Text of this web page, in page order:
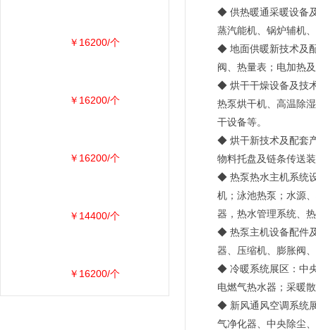
◆ 供热暖通采暖设备
蒸汽能机、锅炉辅机
◆ 地面供暖新技术及
阀、热量表；电加热
◆ 烘干干燥设备及技
热泵烘干机、高温除
干设备等。
◆ 烘干新技术及配套
物料托盘及链条传送
◆ 热泵热水主机系统
机；泳池热泵；水源
器，热水管理系统、
◆ 热泵主机设备配件
器、压缩机、膨胀阀
◆ 冷暖系统展区：中
电燃气热水器；采暖
◆ 新风通风空调系统
气净化器、中央除尘
￥16200/个
￥16200/个
￥16200/个
￥14400/个
￥16200/个